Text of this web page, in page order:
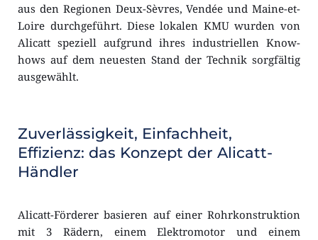
aus den Regionen Deux-Sèvres, Vendée und Maine-et-
Loire durchgeführt. Diese lokalen KMU wurden von
Alicatt speziell aufgrund ihres industriellen Know-
hows auf dem neuesten Stand der Technik sorgfältig
ausgewählt.
Zuverlässigkeit, Einfachheit,
Effizienz: das Konzept der Alicatt-
Händler
Alicatt-Förderer basieren auf einer Rohrkonstruktion
mit 3 Rädern, einem Elektromotor und einem